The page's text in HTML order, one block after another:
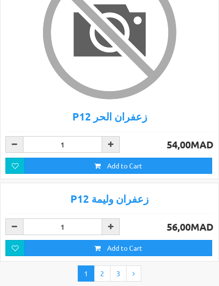
P12 زعفران الحر
54,00MAD
Add to Cart
P12 زعفران وليمة
56,00MAD
Add to Cart
1 2 3